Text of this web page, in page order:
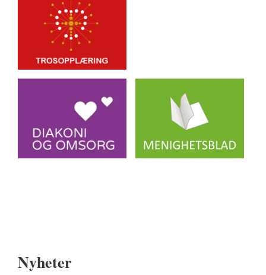
Nyheter